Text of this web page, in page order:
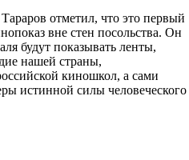
отметил, что это первый
вне стен посольства. Он
будут показывать ленты,
нашей страны,
киношкол, а сами
истинной силы человеческого